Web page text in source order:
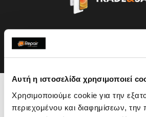
Αυτή η ιστοσελίδα χρησιμοποιεί
Χρησιμοποιούμε cookie για την
περιεχομένου και διαφημίσεων, την
Η συσκευή σου